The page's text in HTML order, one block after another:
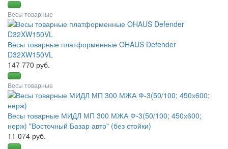
Весы товарные
Весы товарные платформенные OHAUS Defender
D32XW150VL
147 770 руб.
Весы товарные
Весы товарные МИДЛ МП 300 МЖА Ф-3(50/100; 450х600;
нерж) "Восточный Базар авто" (без стойки)
11 074 руб.